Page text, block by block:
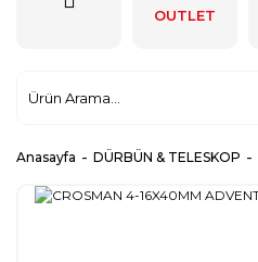
OUTLET
Anasayfa DÜRBÜN & TELESKOP